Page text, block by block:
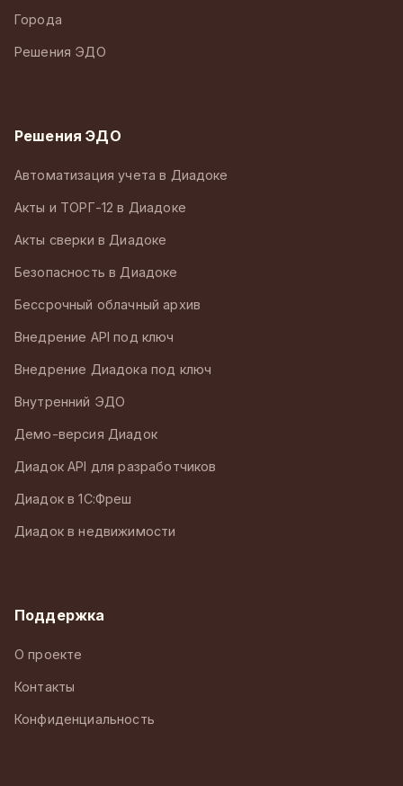
Города
Решения ЭДО
Решения ЭДО
Автоматизация учета в Диадоке
Акты и ТОРГ-12 в Диадоке
Акты сверки в Диадоке
Безопасность в Диадоке
Бессрочный облачный архив
Внедрение API под ключ
Внедрение Диадока под ключ
Внутренний ЭДО
Демо-версия Диадок
Диадок API для разработчиков
Диадок в 1С:Фреш
Диадок в недвижимости
Поддержка
О проекте
Контакты
Конфиденциальность